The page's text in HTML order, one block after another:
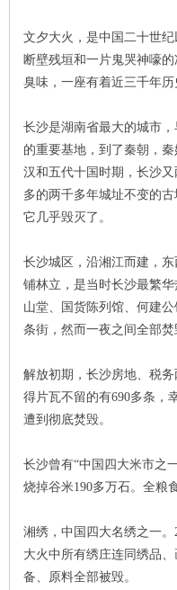
文夕大火，是中国二十世
断壁残垣和一片鬼哭神嚎
臭味，一座有着近三千年
长沙是湖南省最大的城市
的重要基地，到了秦朝，
汉和五代十国时期，长沙
多的两千多年城址不变的
它几乎毁灭了。
长沙城区，沿湘江而建，
铺林立，是当时长沙最繁
山堂、国货陈列馆、何建
条街，然而一夜之间全部焚
解放初期，长沙房地、税
得片瓦不留的有690多条，
遭到彻底焚毁。
长沙曾有“中国四大米市之
烧掉谷米190多万石。全粮
湘绣，中国四大名绣之一
大火中所有绣庄连同绣品
备、原料全部被毁。